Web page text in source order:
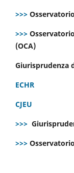
>>>
>>>
(OCA)
Giurisprudenza
ECHR
CJEU
>>>
>>>